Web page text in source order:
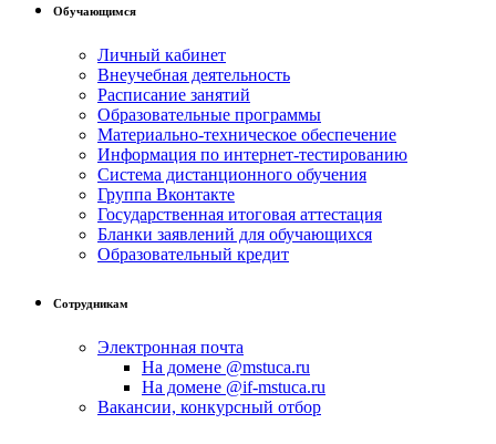
Обучающимся
Личный кабинет
Внеучебная деятельность
Расписание занятий
Образовательные программы
Материально-техническое обеспечение
Информация по интернет-тестированию
Система дистанционного обучения
Группа Вконтакте
Государственная итоговая аттестация
Бланки заявлений для обучающихся
Образовательный кредит
Сотрудникам
Электронная почта
На домене @mstuca.ru
На домене @if-mstuca.ru
Вакансии, конкурсный отбор